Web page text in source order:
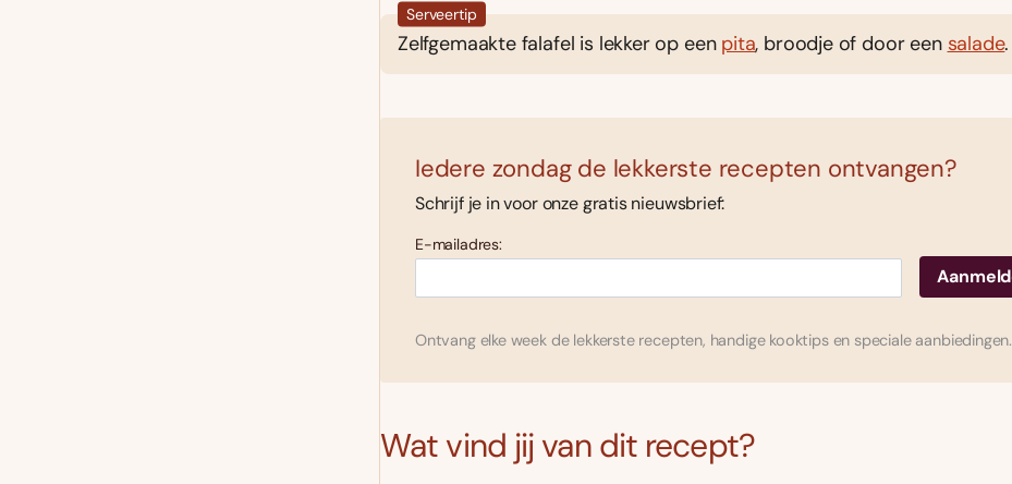
Serveertip
Zelfgemaakte falafel is lekker op een pita, broodje of door een salade.
Iedere zondag de lekkerste recepten ontvangen?
Schrijf je in voor onze gratis nieuwsbrief:
E-mailadres:
Ontvang elke week de lekkerste recepten, handige kooktips en speciale aanbiedingen.
Wat vind jij van dit recept?